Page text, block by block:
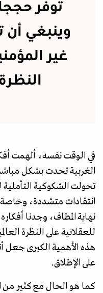
توفر
وينبغي
غير
في الوقت نفسه، ألهمت
الغربية تحدت بشكل
تحولت الشكوكية التأملية
انتقادات متشددة، وخاصة
نهاية المطاف، وجدنا
للعقلانية على النظرة
هذه الأهمية الكبرى جعل
على الإطلاق.
كما هو الحال مع كثير من